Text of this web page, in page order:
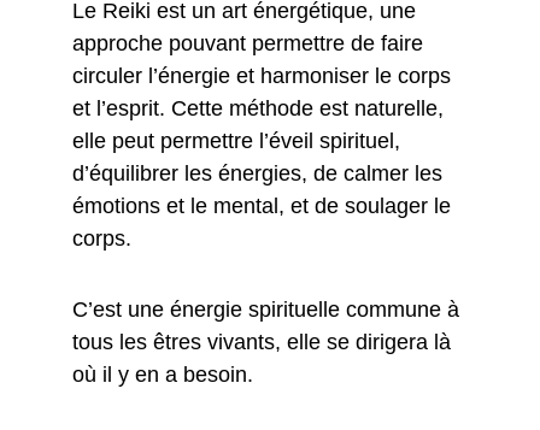
Le Reiki est un art énergétique, une
approche pouvant permettre de faire
circuler l’énergie et harmoniser le corps
et l’esprit. Cette méthode est naturelle,
elle peut permettre l’éveil spirituel,
d’équilibrer les énergies, de calmer les
émotions et le mental, et de soulager le
corps.
C’est une énergie spirituelle commune à
tous les êtres vivants, elle se dirigera là
où il y en a besoin.